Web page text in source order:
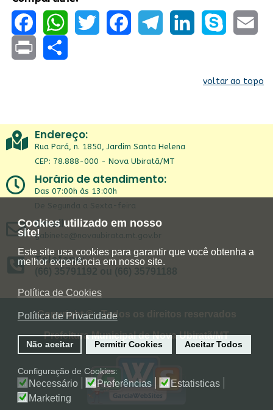
Cookies utilizado em nosso
site!
Este site usa cookies para garantir que você obtenha a
melhor experiência em nosso site.
Política de Cookies
Política de Privacidade
Não aceitar Permitir Cookies Aceitar Todos
Configuração de Cookies:
Necessário Preferências
Estatisticas
Marketing
FacebookWhatsApp
voltar ao topo
Endereço:
Rua Pará, n. 1850, Jardim Santa Helena
CEP: 78.888-000 - Nova Ubiratã/MT
Horário de atendimento:
Das 07:00h às 13:00h
De Segunda a Sexta-feira
Email:
gabinete@novaubirata.mt.gov.br
Telefone:
(66) 35791192 ou (66) 35791188
Copyright © - Todos os direitos reservados
Prefeitura Municipal de Nova Ubiratã/MT